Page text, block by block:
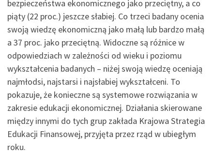
bezpieczeństwa ekonomicznego jako przeciętny, a co
piąty (22 proc.) jeszcze słabiej. Co trzeci badany ocenia
swoją wiedzę ekonomiczną jako małą lub bardzo małą
a 37 proc. jako przeciętną. Widoczne są różnice w
odpowiedziach w zależności od wieku i poziomu
wykształcenia badanych – niżej swoją wiedzę oceniają
najmłodsi, najstarsi i najsłabiej wykształceni. To
pokazuje, że konieczne są systemowe rozwiązania w
zakresie edukacji ekonomicznej. Działania skierowane
między innymi do tych grup zakłada Krajowa Strategia
Edukacji Finansowej, przyjęta przez rząd w ubiegłym
roku.